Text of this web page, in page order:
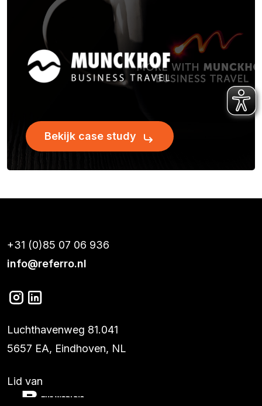
Bekijk case study
+31 (0)85 07 06 936
info@referro.nl
Luchthavenweg 81.041
5657 EA, Eindhoven, NL
Lid van